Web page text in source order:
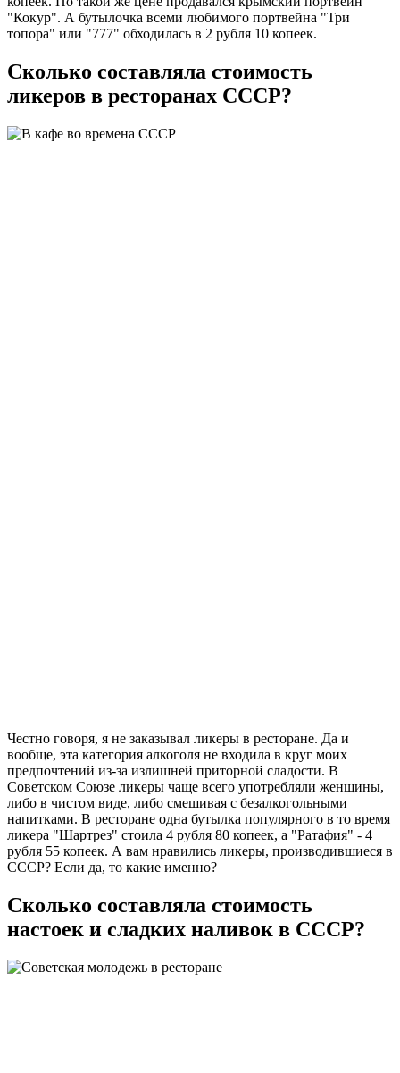
"Кокур". А бутылочка всеми любимого портвейна "Три
топора" или "777" обходилась в 2 рубля 10 копеек.
Сколько составляла стоимость
ликеров в ресторанах СССР?
Честно говоря, я не заказывал ликеры в ресторане. Да и
вообще, эта категория алкоголя не входила в круг моих
предпочтений из-за излишней приторной сладости. В
Советском Союзе ликеры чаще всего употребляли женщины,
либо в чистом виде, либо смешивая с безалкогольными
напитками. В ресторане одна бутылка популярного в то время
ликера "Шартрез" стоила 4 рубля 80 копеек, а "Ратафия" - 4
рубля 55 копеек. А вам нравились ликеры, производившиеся в
СССР? Если да, то какие именно?
Сколько составляла стоимость
настоек и сладких наливок в СССР?